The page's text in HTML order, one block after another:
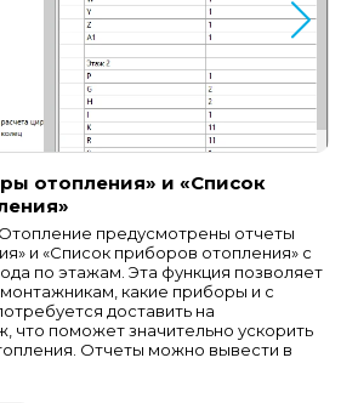
отопления» и «Список
предусмотрены отчеты
и «Список приборов отопления» с
по этажам. Эта функция позволяет
какие приборы и с
доставить на
что поможет значительно ускорить
Отчеты можно вывести в